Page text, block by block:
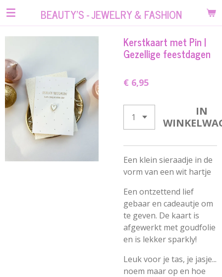
Ga
hoofdinhoud
BEAUTY'S - JEWELRY & FASHION
Kerstkaart met Pin |
Gezellige feestdagen
€ 6,95
IN
Een klein sieraadje in de
vorm van een wit hartje
Een ontzettend lief
gebaar en cadeautje om
te geven. De kaart is
afgewerkt met goudfolie
en is lekker sparkly!
Leuk voor je tas, je jasje...
noem maar op en hoe